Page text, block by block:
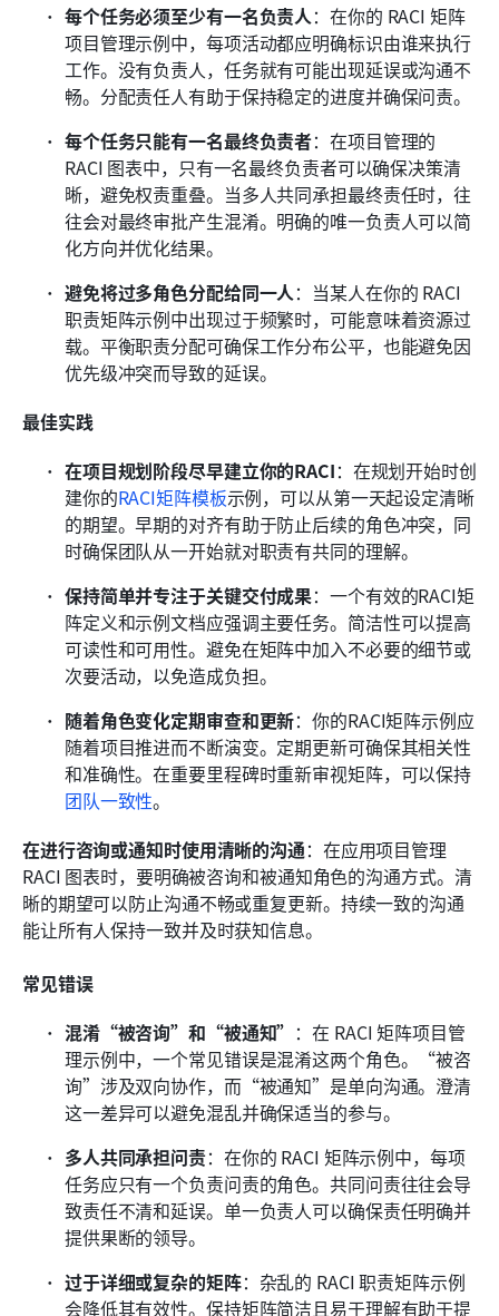
每个任务必须至少有一名负责人：在你的 RACI 矩阵
项目管理示例中，每项活动都应明确标识由谁来执行
工作。没有负责人，任务就有可能出现延误或沟通不
畅。分配责任人有助于保持稳定的进度并确保问责。
每个任务只能有一名最终负责者：在项目管理的
RACI 图表中，只有一名最终负责者可以确保决策清
晰，避免权责重叠。当多人共同承担最终责任时，往
往会对最终审批产生混淆。明确的唯一负责人可以简
化方向并优化结果。
避免将过多角色分配给同一人：当某人在你的 RACI
职责矩阵示例中出现过于频繁时，可能意味着资源过
载。平衡职责分配可确保工作分布公平，也能避免因
优先级冲突而导致的延误。
最佳实践
在项目规划阶段尽早建立你的RACI：在规划开始时创
建你的RACI矩阵模板示例，可以从第一天起设定清晰
的期望。早期的对齐有助于防止后续的角色冲突，同
时确保团队从一开始就对职责有共同的理解。
保持简单并专注于关键交付成果：一个有效的RACI矩
阵定义和示例文档应强调主要任务。简洁性可以提高
可读性和可用性。避免在矩阵中加入不必要的细节或
次要活动，以免造成负担。
随着角色变化定期审查和更新：你的RACI矩阵示例应
随着项目推进而不断演变。定期更新可确保其相关性
和准确性。在重要里程碑时重新审视矩阵，可以保持
团队一致性。
在进行咨询或通知时使用清晰的沟通：在应用项目管理
RACI 图表时，要明确被咨询和被通知角色的沟通方式。清
晰的期望可以防止沟通不畅或重复更新。持续一致的沟通
能让所有人保持一致并及时获知信息。
常见错误
混淆“被咨询”和“被通知” ：在 RACI 矩阵项目管
理示例中，一个常见错误是混淆这两个角色。“被咨
询”涉及双向协作，而“被通知”是单向沟通。澄清
这一差异可以避免混乱并确保适当的参与。
多人共同承担问责：在你的 RACI 矩阵示例中，每项
任务应只有一个负责问责的角色。共同问责往往会导
致责任不清和延误。单一负责人可以确保责任明确并
提供果断的领导。
过于详细或复杂的矩阵：杂乱的 RACI 职责矩阵示例
会降低其有效性。保持矩阵简洁且易于理解有助于提